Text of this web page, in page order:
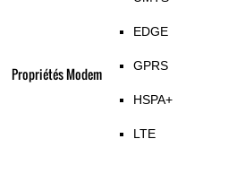
Propriétés Modem
EDGE
GPRS
HSPA+
LTE